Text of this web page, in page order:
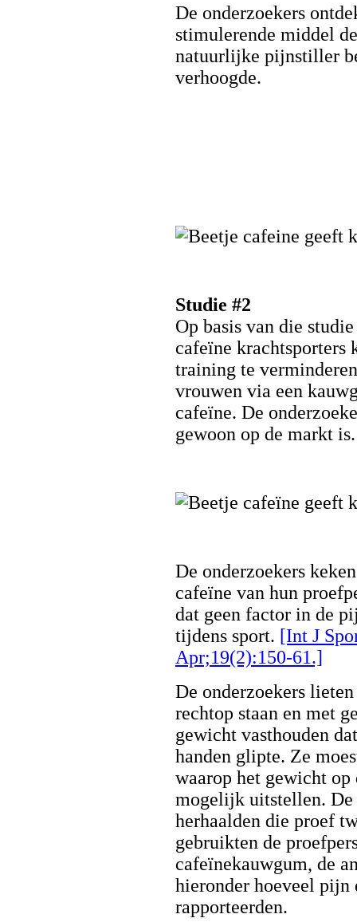
De onderzoekers
stimulerende middel
natuurlijke pijnstiller
verhoogde.
Studie #2
Op basis van die
cafeïne krachtsporters
training te
vrouwen via een
cafeïne. De
gewoon op de markt
De onderzoekers
cafeïne van hun
dat geen factor in de
tijdens sport. [Int J
Apr;19(2):150-61.]
De onderzoekers
rechtop staan en met
gewicht vasthouden
handen glipte. Ze
waarop het gewicht
mogelijk uitstellen. De
herhaalden die proef
gebruikten de
cafeïnekauwgum, de
hieronder hoeveel pijn
rapporteerden.